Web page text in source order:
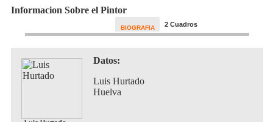
Informacion Sobre el Pintor
BIOGRAFIA 2 Cuadros
Datos:
Luis Hurtado
Huelva